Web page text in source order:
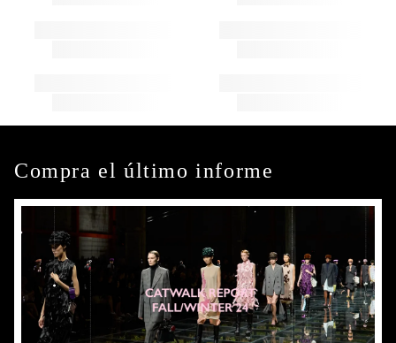
Compra el último informe